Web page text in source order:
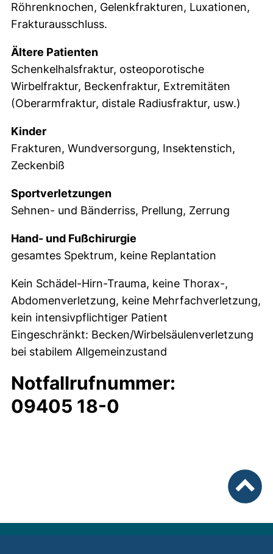
Röhrenknochen, Gelenkfrakturen, Luxationen,
Frakturausschluss.
Ältere Patienten
Schenkelhalsfraktur, osteoporotische
Wirbelfraktur, Beckenfraktur, Extremitäten
(Oberarmfraktur, distale Radiusfraktur, usw.)
Kinder
Frakturen, Wundversorgung, Insektenstich,
Zeckenbiß
Sportverletzungen
Sehnen- und Bänderriss, Prellung, Zerrung
Hand- und Fußchirurgie
gesamtes Spektrum, keine Replantation
Kein Schädel-Hirn-Trauma, keine Thorax-,
Abdomenverletzung, keine Mehrfachverletzung,
kein intensivpflichtiger Patient
Eingeschränkt: Becken/Wirbelsäulenverletzung
bei stabilem Allgemeinzustand
Notfallrufnummer:
09405 18-0